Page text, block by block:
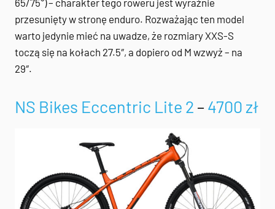
przesunięty w stronę enduro. Rozważając ten model
warto jedynie mieć na uwadze, że rozmiary XXS-S
toczą się na kołach 27.5″, a dopiero od M wzwyż – na
29″.
NS Bikes Eccentric Lite 2 – 4700 zł